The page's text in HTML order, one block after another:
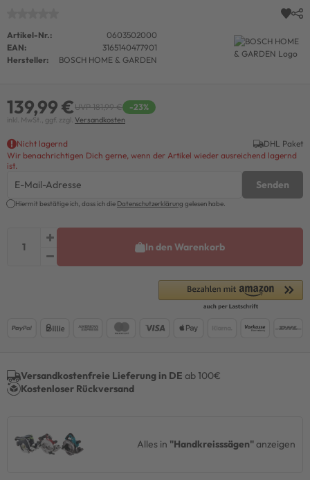
Artikel-Nr.:
0603502000
EAN:
3165140477901
Hersteller:
BOSCH HOME & GARDEN
139,99 €UVP 181,99 € -23%
inkl. MwSt., ggf. zzgl. Versandkosten
Nicht lagernd
DHL Paket
Wir benachrichtigen Dich gerne, wenn der Artikel wieder ausreichend lagernd
ist.
Senden
Hiermit bestätige ich, dass ich die Daten­schutz­erklärung gelesen habe.
In den Warenkorb
Versandkostenfreie Lieferung in DE ab 100€
Kostenloser Rückversand
Alles in "Handkreisssägen"anzeigen